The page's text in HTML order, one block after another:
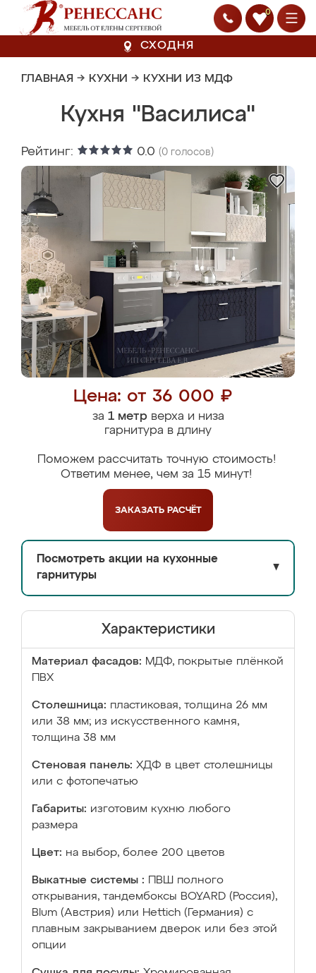
0
СХОДНЯ
ГЛАВНАЯ → КУХНИ → КУХНИ ИЗ МДФ
Кухня "Василиса"
Рейтинг: 0.0 (0 голосов)
Цена: от 36 000 ₽
за 1 метрверха и низа
гарнитура в длину
Поможем рассчитать точную стоимость!
Ответим менее, чем за 15 минут!
ЗАКАЗАТЬ РАСЧЁТ
Посмотреть акции на кухонные
гарнитуры
▼
Характеристики
Материал фасадов: МДФ, покрытые плёнкой
ПВХ
Столешница: пластиковая, толщина 26 мм
или 38 мм; из искусственного камня,
толщина 38 мм
Стеновая панель: ХДФ в цвет столешницы
или с фотопечатью
Габариты: изготовим кухню любого
размера
Цвет: на выбор, более 200 цветов
Выкатные системы :
ПВШ полного
открывания, тандембоксы BOYARD (Россия),
Blum (Австрия) или Hettich (Германия) с
плавным закрыванием дверок или без этой
опции